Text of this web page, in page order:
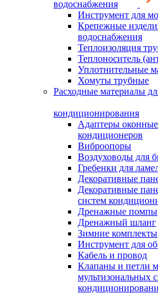
водоснабжения
Инструмент для
Крепежные
водоснабжения
Теплоизоляция
Теплоноситель
Уплотнительные
Хомуты трубные
Расходные материалы
кондиционирования
Адаптеры
кондиционеров
Виброопоры
Воздуховоды для
Гребенки для
Декоративные
Декоративные
систем
Дренажные помпы
Дренажный шланг
Зимние комплекты
Инструмент для
Кабель и провод
Клапаны и петли
мультизональных